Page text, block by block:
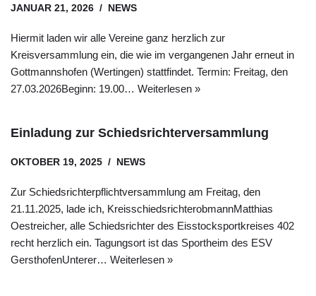
JANUAR 21, 2026 NEWS
Hiermit laden wir alle Vereine ganz herzlich zur
Kreisversammlung ein, die wie im vergangenen Jahr erneut in
Gottmannshofen (Wertingen) stattfindet. Termin: Freitag, den
27.03.2026Beginn: 19.00… Weiterlesen »
Einladung zur Schiedsrichterversammlung
OKTOBER 19, 2025 NEWS
Zur Schiedsrichterpflichtversammlung am Freitag, den
21.11.2025, lade ich, KreisschiedsrichterobmannMatthias
Oestreicher, alle Schiedsrichter des Eisstocksportkreises 402
recht herzlich ein. Tagungsort ist das Sportheim des ESV
GersthofenUnterer… Weiterlesen »